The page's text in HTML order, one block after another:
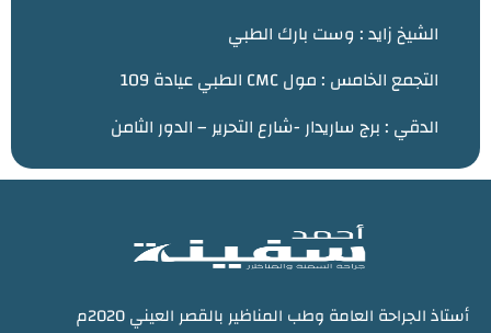
الشيخ زايد : وست بارك الطبي
التجمع الخامس : مول CMC الطبي عيادة 109
الدقي : برج ساريدار -شارع التحرير – الدور الثامن
أستاذ الجراحة العامة وطب المناظير بالقصر العيني 2020م